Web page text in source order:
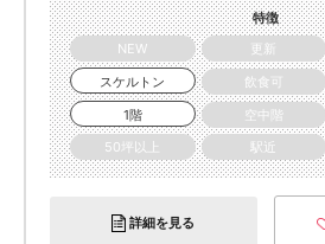
特徴
NEW
更新
スケルトン
飲食可
1階
空中階
50坪以上
駅近
詳細を見る